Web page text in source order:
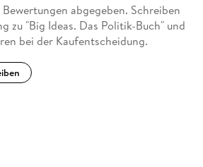
wissenschaftliche und kulturelle
Er ist an zahlreichen Werken der
abgegeben. Schreiben
zu "Big Ideas. Das Politik-Buch" und
bei der Kaufentscheidung.